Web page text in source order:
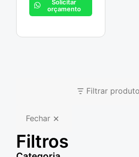
Solicitar
orçamento
Filtrar
Fechar
Filtros